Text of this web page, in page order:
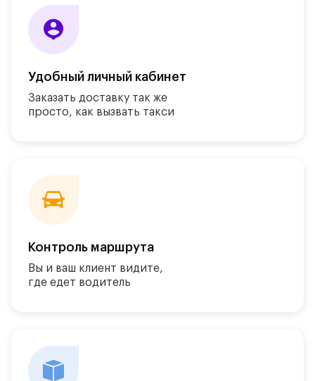
Удобный личный кабинет
Заказать доставку так же
просто, как вызвать такси
Контроль маршрута
Вы и ваш клиент видите,
где едет водитель